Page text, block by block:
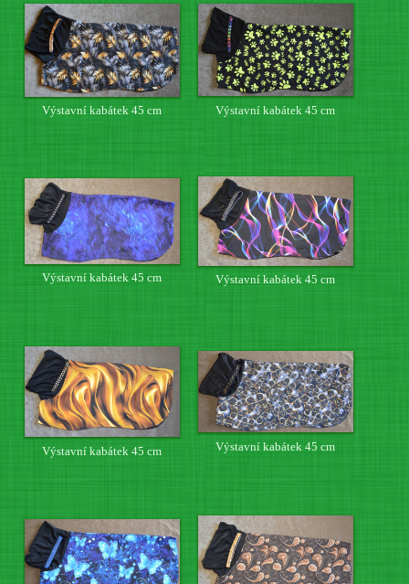
Výstavní kabátek 45 cm Výstavní kabátek 45 cm
Výstavní kabátek 45 cm Výstavní kabátek 45 cm
Výstavní kabátek 45 cm Výstavní kabátek 45 cm